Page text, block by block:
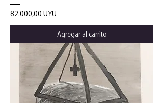
Precio
82.000,00 UYU
Agregar al carrito